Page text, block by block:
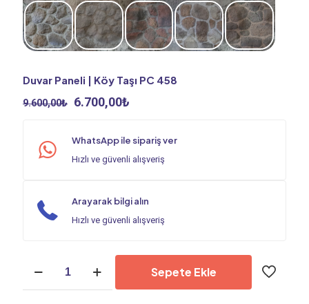
Duvar Paneli | Köy Taşı PC 458
9.600,00₺ Orijinal
6.700,00₺
6.700,00₺.
WhatsApp ile sipariş ver
Hızlı ve güvenli alışveriş
Arayarak bilgi alın
Hızlı ve güvenli alışveriş
Paneli
Sepete Ekle